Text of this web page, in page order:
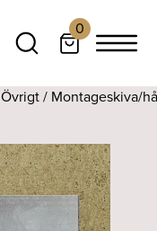
0
Övrigt/ Montageskiva/